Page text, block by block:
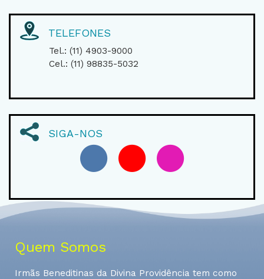
TELEFONES
Tel.: (11) 4903-9000
Cel.: (11) 98835-5032
SIGA-NOS
Quem Somos
Irmãs Beneditinas da Divina Providência tem como